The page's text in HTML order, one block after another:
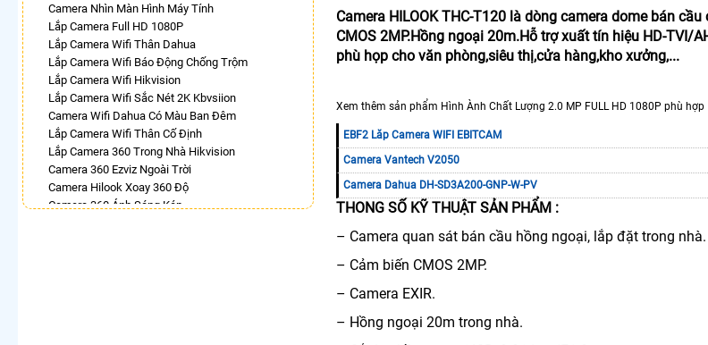
Camera Nhìn Màn Hình Máy Tính
Lắp Camera Full HD 1080P
Lắp Camera Wifi Thân Dahua
Lắp Camera Wifi Báo Động Chống Trộm
Lắp Camera Wifi Hikvision
Lắp Camera Wifi Sắc Nét 2K Kbvsiion
Camera Wifi Dahua Có Màu Ban Đêm
Lắp Camera Wifi Thân Cố Định
Lắp Camera 360 Trong Nhà Hikvision
Camera 360 Ezviz Ngoài Trời
Camera Hilook Xoay 360 Độ
Camera 360 Ánh Sáng Kép
Camera HILOOK THC-T120 là dòng camera dome bán
CMOS 2MP.Hồng ngoại 20m.Hỗ trợ xuất tín hiệu HD-TVI/
phù họp cho văn phòng,siêu thị,cửa hàng,kho xưởng,...
Xem thêm sản phẩm Hình Ành Chất Lượng 2.0 MP FULL HD 1080P phù hợp
EBF2 Lăp Camera WIFI EBITCAM
Camera Vantech V2050
Camera Dahua DH-SD3A200-GNP-W-PV
THONG SỐ KỸ THUẬT SẢN PHẨM :
– Camera quan sát bán cầu hồng ngoại, lắp đặt trong nhà.
– Cảm biến CMOS 2MP.
– Camera EXIR.
– Hồng ngoại 20m trong nhà.